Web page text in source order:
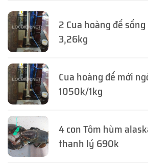
2 Cua hoàng đế
3,26kg
Cua hoàng đế mới
1050k/1kg
4 con Tôm hùm
thanh lý 690k